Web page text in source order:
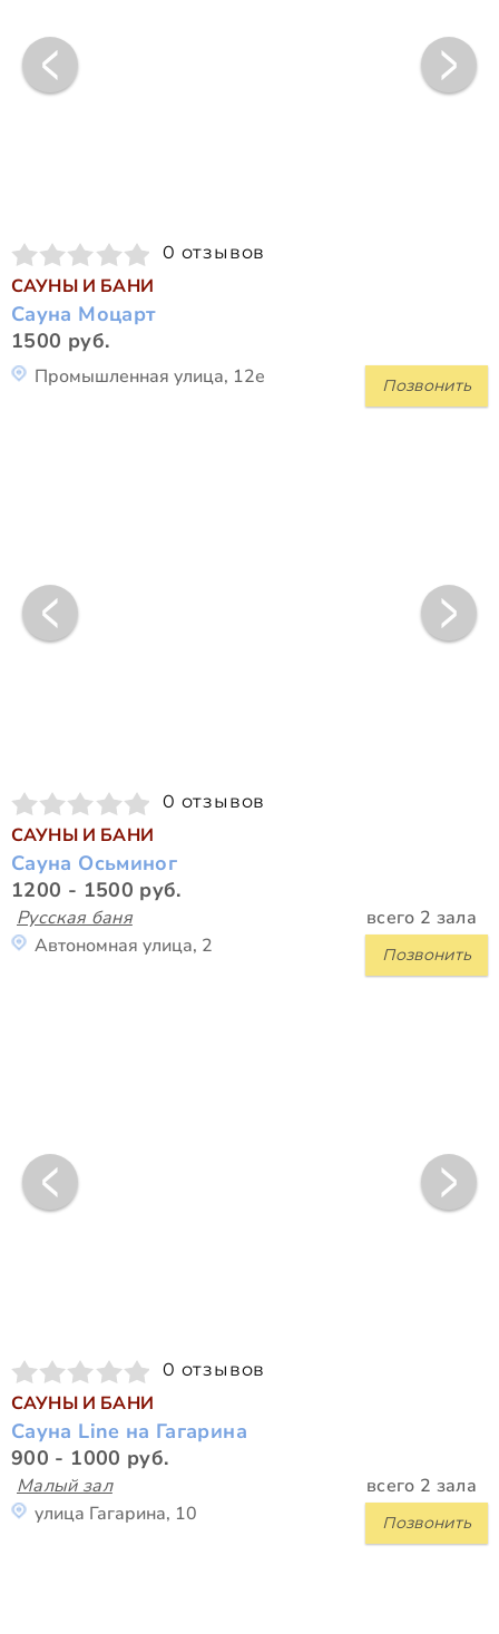
0 отзывов
САУНЫ И БАНИ
Сауна Моцарт
1500 руб.
Позвонить
Промышленная улица, 12е
0 отзывов
САУНЫ И БАНИ
Сауна Осьминог
1200 - 1500 руб.
Русская баня всего 2 зала
Позвонить
Автономная улица, 2
0 отзывов
САУНЫ И БАНИ
Сауна Line на Гагарина
900 - 1000 руб.
Малый зал всего 2 зала
Позвонить
улица Гагарина, 10